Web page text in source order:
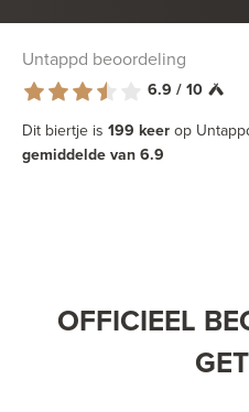
Untappd beoordeling
6.9 / 10
Dit biertje is 199 keer op
gemiddelde van 6.9
OFFICIEEL